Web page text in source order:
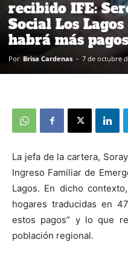
recibido IFE:
Social Los
habrá más
Por Brisa Cardenas - 7 de octubre
La jefa de la cartera,
Ingreso Familiar de
Lagos. En dicho
hogares traducidas en
estos pagos” y lo que
población regional.